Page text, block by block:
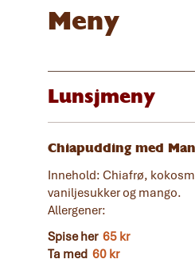
Meny
Lunsjmeny
Chiapudding med
Innehold: Chiafrø,
vaniljesukker og mango.
Allergener:
Spise her 65 kr
Ta med 60 kr